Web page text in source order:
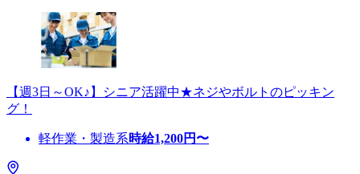
【週3日～OK♪】シニア活躍中★ネジやボルトのピッキン
グ！
軽作業・製造系時給1,200円〜